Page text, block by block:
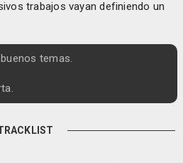
trabajos vayan definiendo un
temas.